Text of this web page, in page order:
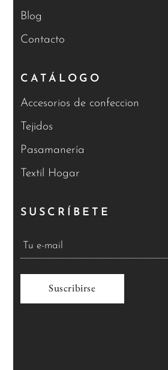
Blog
Contacto
CATÁLOGO
Accesorios de confeccion
Tejidos
Pasamanería
Textil Hogar
SUSCRÍBETE